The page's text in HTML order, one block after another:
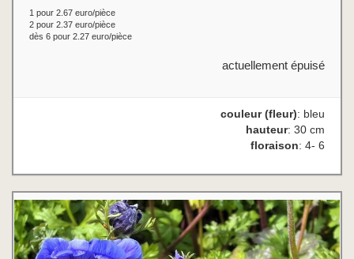
1 pour 2.67 euro/pièce
2 pour 2.37 euro/pièce
dès 6 pour 2.27 euro/pièce
actuellement épuisé
couleur (fleur): bleu
hauteur: 30 cm
floraison: 4- 6